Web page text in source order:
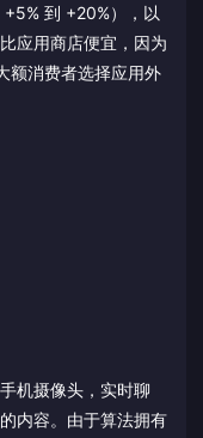
到 +20%），以
应用商店便宜，因为
额消费者选择应用外
机摄像头，实时聊
内容。由于算法拥有